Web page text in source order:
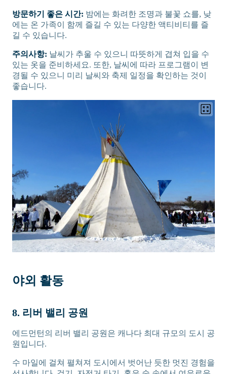
방문하기 좋은 시간: 밤에는 화려한 조명과 불꽃 쇼를, 낮
에는 온 가족이 함께 즐길 수 있는 다양한 액티비티를 즐
길 수 있습니다.
주의사항: 날씨가 추울 수 있으니 따뜻하게 겹쳐 입을 수
있는 옷을 준비하세요. 또한, 날씨에 따라 프로그램이 변
경될 수 있으니 미리 날씨와 축제 일정을 확인하는 것이
좋습니다.
야외 활동
8. 리버 밸리 공원
에드먼턴의 리버 밸리 공원은 캐나다 최대 규모의 도시 공
원입니다.
수 마일에 걸쳐 펼쳐져 도시에서 벗어난 듯한 멋진 경험을